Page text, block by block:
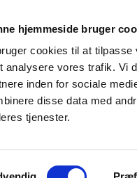
hjemmeside bruger
cookies til at tilpasse
analysere vores trafik. Vi
inden for sociale
disse data med
tjenester.
og
Bivirkninger og